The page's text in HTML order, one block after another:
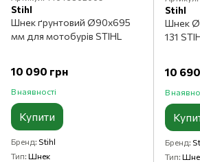
Stihl
Шнек ґрунтовий Ø90x695
мм для мотобурів STIHL
10 090 грн
В наявності
Купити
Бренд Stihl
Тип Шнек
Stihl
Шнек
131
10
В
Бренд
Тип